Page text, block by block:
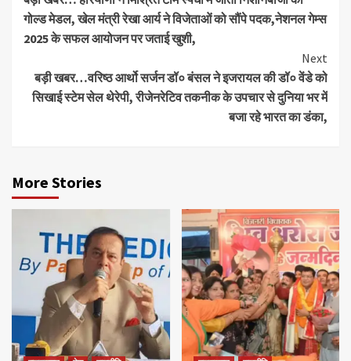
Reading
गोल्ड मेडल, खेल मंत्री रेखा आर्य ने विजेताओं को सौंपे पदक,नेशनल गेम्स
2025 के सफल आयोजन पर जताई खुशी,
Next
बड़ी खबर…वरिष्ठ आर्थो सर्जन डॉ० बंसल ने इजरायल की डॉ० वेंडे को
सिखाई स्टेम सेल थेरेपी, रीजेनरेटिव तकनीक के उपचार से दुनिया भर में
बजा रहे भारत का डंका,
More Stories